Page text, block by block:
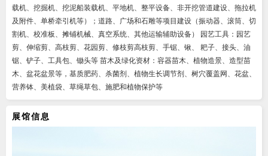
载机、挖掘机、挖泥船装载机、平地机、整平设备、非开挖管道建设、拖拉机
及附件、单桥牵引机等）；道路、广场和石雕等项目建设（振动器、滚筒、切
割机、校准板、摊铺机械、真空系统、其他运输辅助设备） 园艺工具：园艺
剪、伸缩剪、高枝剪、花园剪、修枝剪高枝剪、手锯、锹、 耙子、接头、油
锯、铲子、工具包、锄头等 苗木及绿化资材：容器苗木、植物造景、造型苗
木、盆花盆景等，基质肥药、杀菌剂、植物生长调节剂、树穴覆盖网、花盆、
营养钵、美植袋、草绳草包、施肥和植物保护等
展馆信息